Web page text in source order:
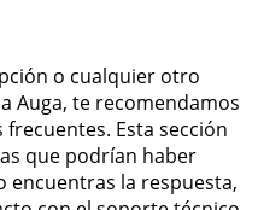
o cualquier otro
Auga, te recomendamos
Esta sección
que podrían haber
encuentras la respuesta,